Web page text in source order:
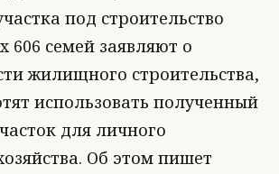
под строительство
606 семей заявляют о
жилищного строительства,
использовать полученный
для личного
Об этом пишет